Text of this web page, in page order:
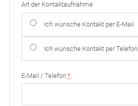
Art der Kontaktaufnahme
Ich wünsche Kontakt per E-Mail
Ich wünsche Kontakt per Telefon
E-Mail / Telefon*